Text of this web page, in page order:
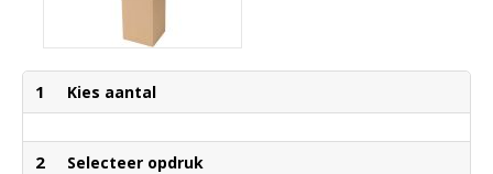
1 Kies aantal
2 Selecteer opdruk